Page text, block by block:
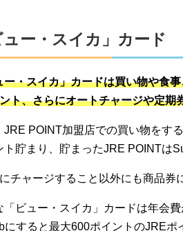
ュー・スイカ」カード
ー・スイカ」カードは買い物や食
ト、さらにオートチャージや定期
JRE POINT加盟店での買い物をす
ト貯まり、貯まったJRE POINTは
チャージすること以外にも商品券
「ビュー・スイカ」カードは年会
にすると最大600ポイントのJRE